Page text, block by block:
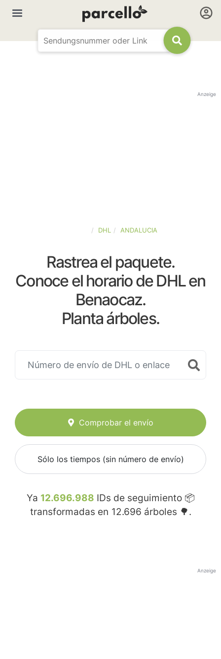
Anzeige
DHL ANDALUCIA
Rastrea el paquete.
Conoce el horario de DHL en
Benaocaz.
Planta árboles.
Comprobar el envío
Sólo los tiempos (sin número de envío)
Ya 12.696.988 IDs de seguimiento 📦
transformadas en 12.696 árboles 🌳.
Anzeige